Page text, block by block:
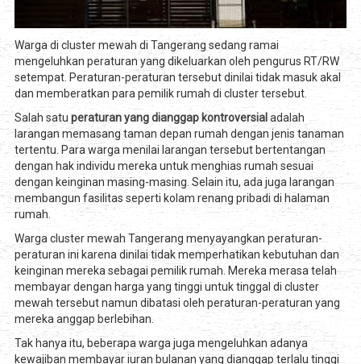
Warga di cluster mewah di Tangerang sedang ramai
mengeluhkan peraturan yang dikeluarkan oleh pengurus RT/RW
setempat. Peraturan-peraturan tersebut dinilai tidak masuk akal
dan memberatkan para pemilik rumah di cluster tersebut.
Salah satu peraturan yang dianggap kontroversialadalah
larangan memasang taman depan rumah dengan jenis tanaman
tertentu. Para warga menilai larangan tersebut bertentangan
dengan hak individu mereka untuk menghias rumah sesuai
dengan keinginan masing-masing. Selain itu, ada juga larangan
membangun fasilitas seperti kolam renang pribadi di halaman
rumah.
Warga cluster mewah Tangerang menyayangkan peraturan-
peraturan ini karena dinilai tidak memperhatikan kebutuhan dan
keinginan mereka sebagai pemilik rumah. Mereka merasa telah
membayar dengan harga yang tinggi untuk tinggal di cluster
mewah tersebut namun dibatasi oleh peraturan-peraturan yang
mereka anggap berlebihan.
Tak hanya itu, beberapa warga juga mengeluhkan adanya
kewajiban membayar iuran bulanan yang dianggap terlalu tinggi